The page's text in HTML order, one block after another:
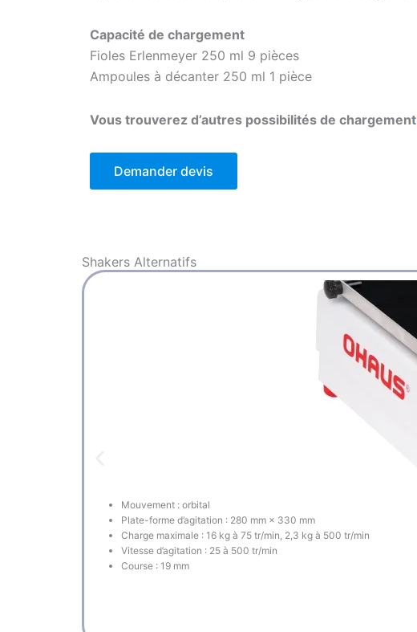
Capacité de chargement
Fioles Erlenmeyer 250 ml 9 pièces
Ampoules à décanter 250 ml 1 pièce
Vous trouverez d’autres possibilités de chargement
Demander devis
Shakers Alternatifs
Mouvement : orbital
Plate-forme d’agitation : 280 mm × 330 mm
Charge maximale : 16 kg à 75 tr/min, 2,3 kg à 500 tr/min
Vitesse d’agitation : 25 à 500 tr/min
Course : 19 mm